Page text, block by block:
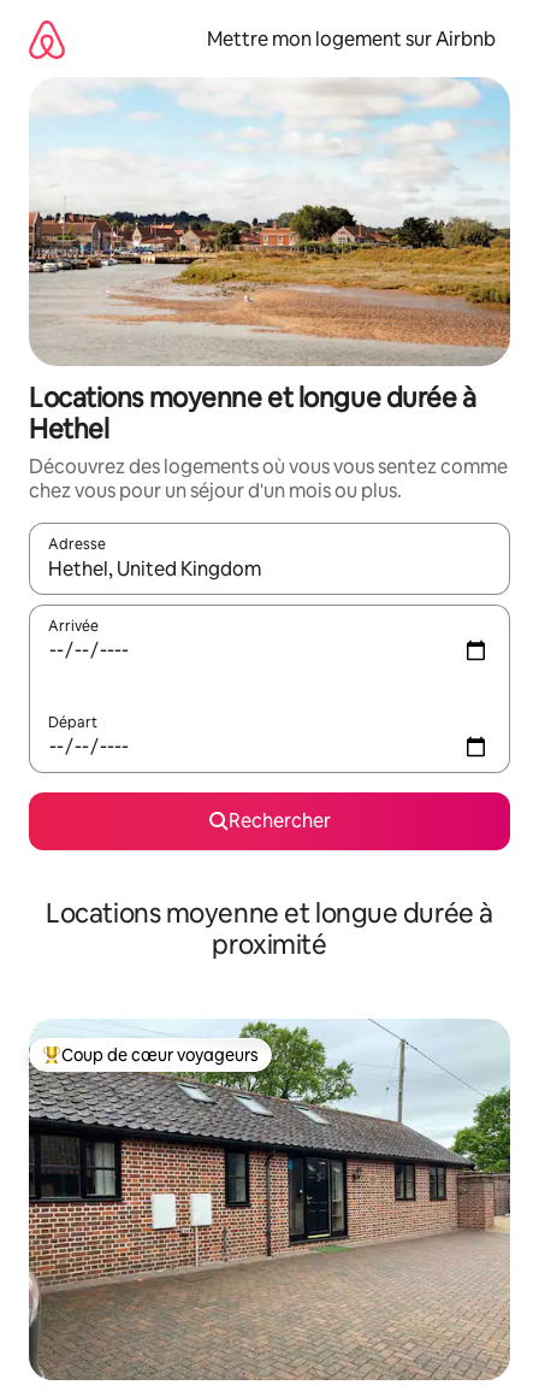
directement
Mettre mon logement sur Airbnb
Locations moyenne et longue durée à
Hethel
Découvrez des logements où vous vous sentez comme
chez vous pour un séjour d'un mois ou plus.
Adresse
Lorsque les résultats s'affichent, utilisez les flèches vers le
Arrivée
Départ
Rechercher
Locations moyenne et longue durée à
proximité
Coups de cœur voyageurs les plus appréciés
Coup de cœur voyageurs